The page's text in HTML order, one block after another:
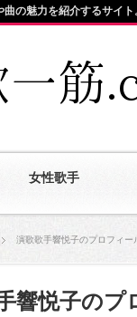
女性歌手
の魅力を紹介するサイト
演歌歌手響悦子のプロフィー
響悦子のプ